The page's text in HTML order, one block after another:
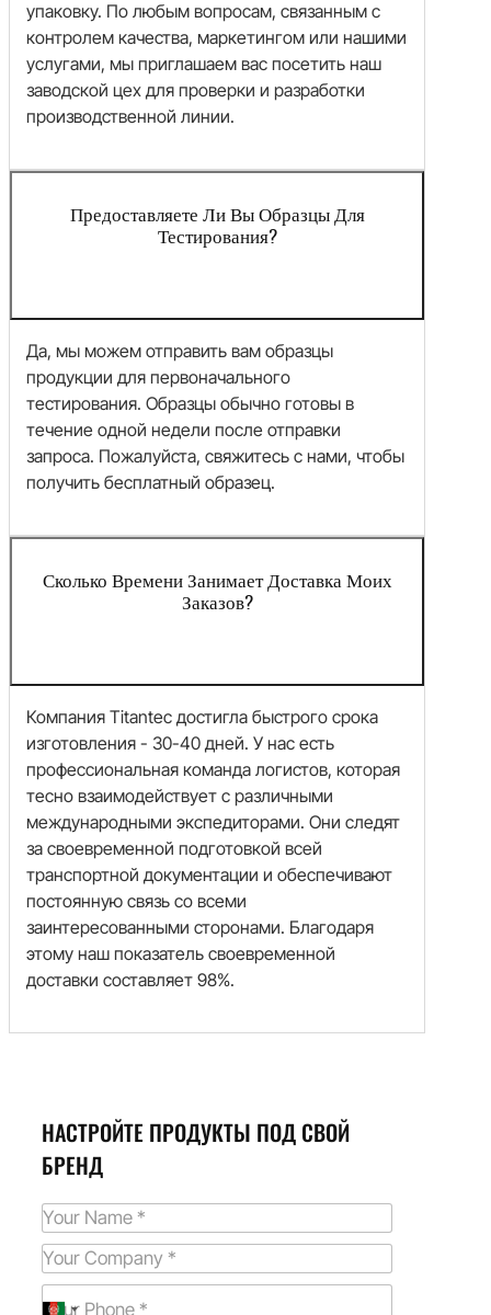
упаковку. По любым вопросам, связанным с
контролем качества, маркетингом или нашими
услугами, мы приглашаем вас посетить наш
заводской цех для проверки и разработки
производственной линии.
Предоставляете Ли Вы Образцы Для
Тестирования?
Да, мы можем отправить вам образцы
продукции для первоначального
тестирования. Образцы обычно готовы в
течение одной недели после отправки
запроса. Пожалуйста, свяжитесь с нами, чтобы
получить бесплатный образец.
Сколько Времени Занимает Доставка Моих
Заказов?
Компания Titantec достигла быстрого срока
изготовления - 30-40 дней. У нас есть
профессиональная команда логистов, которая
тесно взаимодействует с различными
международными экспедиторами. Они следят
за своевременной подготовкой всей
транспортной документации и обеспечивают
постоянную связь со всеми
заинтересованными сторонами. Благодаря
этому наш показатель своевременной
доставки составляет 98%.
НАСТРОЙТЕ ПРОДУКТЫ ПОД СВОЙ
БРЕНД